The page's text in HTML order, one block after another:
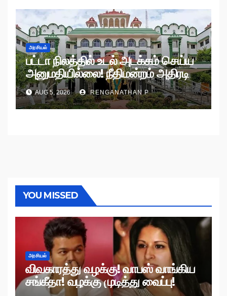
அரசியல்
பட்டா நிலத்தில் உடல் அடக்கம் செய்ய
அனுமதியில்லை! நீதிமன்றம் அதிரடி
உத்தரவு!
AUG 5, 2026 RENGANATHAN P
YOU MISSED
அரசியல்
விவகாரத்து வழக்கு! வாபஸ் வாங்கிய
சங்கீதா! வழக்கு முடித்து வைப்பு!